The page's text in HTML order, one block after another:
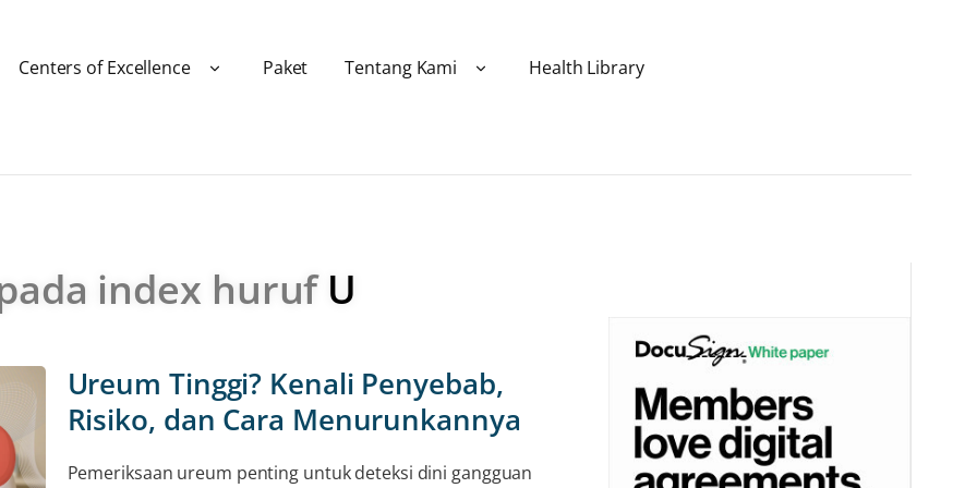
Centers of Excellence Paket Tentang Kami Health Library
index hurufU
Ureum Tinggi? Kenali Penyebab,
Risiko, dan Cara Menurunkannya
Pemeriksaan ureum penting untuk deteksi dini gangguan